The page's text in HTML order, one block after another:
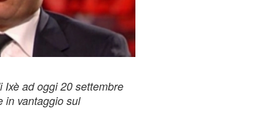
ad oggi 20 settembre
in vantaggio sul